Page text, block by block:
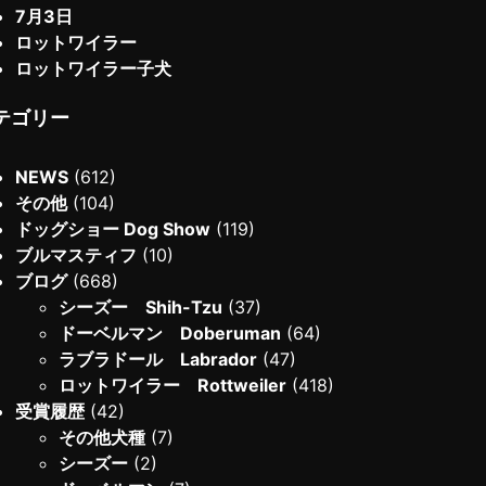
7月3日
ロットワイラー
ロットワイラー子犬
ゴリー
NEWS (612)
その他(104)
ドッグショー Dog Show (119)
ブルマスティフ (10)
ブログ(668)
シーズー Shih-Tzu (37)
ドーベルマン Doberuman (64)
ラブラドール Labrador (47)
ロットワイラー Rottweiler (418)
受賞履歴(42)
その他犬種 (7)
シーズー (2)